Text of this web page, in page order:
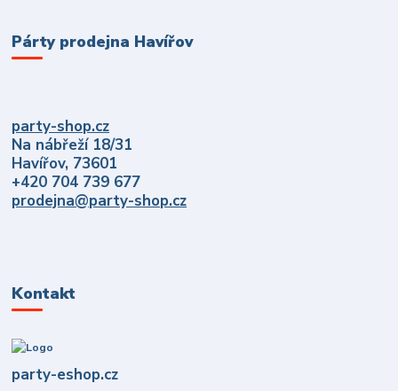
Párty prodejna Havířov
party-shop.cz
Na nábřeží 18/31
Havířov, 73601
+420 704 739 677
prodejna@party-shop.cz
Kontakt
party-eshop.cz